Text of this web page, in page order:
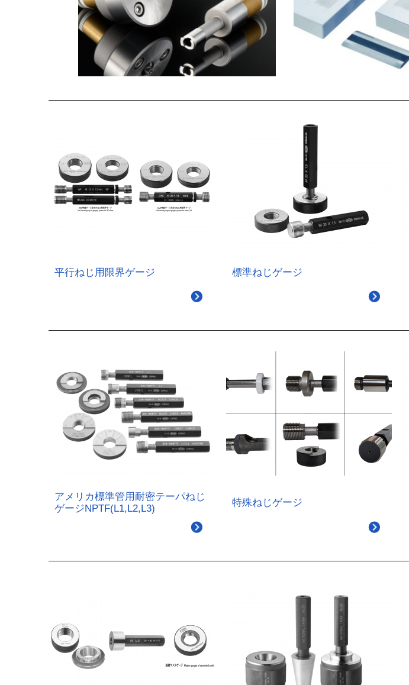
平行ねじ用限界ゲージ 標準ねじゲージ
アメリカ標準管用耐密テーパねじ
ゲージNPTF(L1,L2,L3)
特殊ねじゲージ